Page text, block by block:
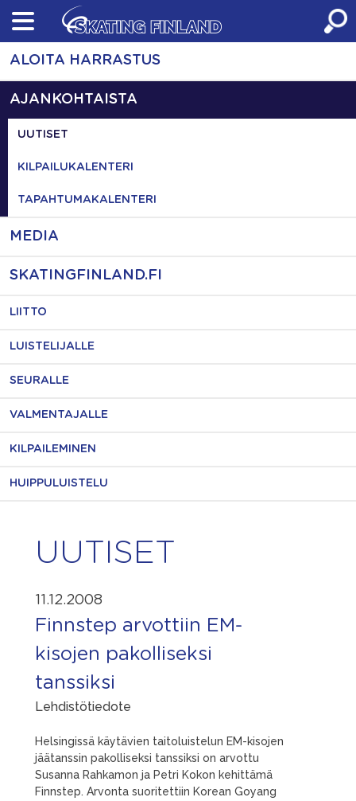
Skip
content
ALOITA HARRASTUS
AJANKOHTAISTA
UUTISET
KILPAILUKALENTERI
TAPAHTUMAKALENTERI
MEDIA
SKATINGFINLAND.FI
LIITTO
LUISTELIJALLE
SEURALLE
VALMENTAJALLE
KILPAILEMINEN
HUIPPULUISTELU
UUTISET
11.12.2008
Finnstep arvottiin EM-
kisojen pakolliseksi
tanssiksi
Lehdistötiedote
Helsingissä käytävien taitoluistelun EM-kisojen
jäätanssin pakolliseksi tanssiksi on arvottu
Susanna Rahkamon ja Petri Kokon kehittämä
Finnstep. Arvonta suoritettiin Korean Goyang